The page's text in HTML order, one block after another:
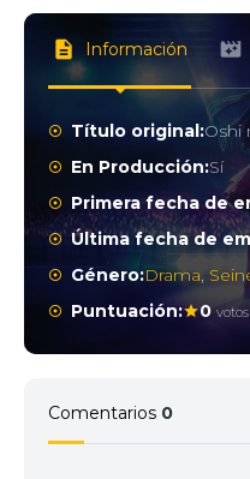
Información
Título original:Oshi
En Producción:Sí
Primera fecha de
Última fecha de
Género:Drama,
Puntuación:
0 votos
Comentarios 0